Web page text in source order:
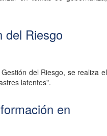
del Riesgo
del Riesgo, se realiza el
latentes".
en